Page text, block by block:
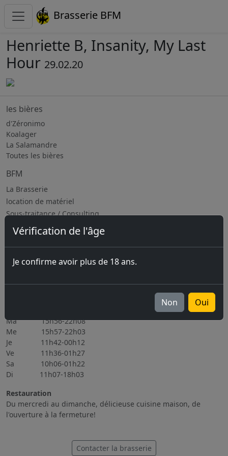
Brasserie BFM
Vérification de l'âge
Je confirme avoir plus de 18 ans.
Non Oui
Henriette B, Insanity, My Last
Hour 29.02.20
les bières
d'Zéronimo
Koalager
La Salamandre
Toutes les bières
BFM
La Brasserie
location de matériel
Sous-traitance / Consulting
Jobs
Prochains évènements
06.11.2026 Brassin Public 6-7.11.2026
Heures d'ouverture
Ma 15h56-22h08
Me 15h57-22h03
Je 11h42-00h12
Ve 11h36-01h27
Sa 10h06-01h22
Di 11h07-18h03
Restauration
Du mercredi au dimanche, délicieuse cuisine maison, de
l'ouverture à la fermeture!
Contacter la brasserie